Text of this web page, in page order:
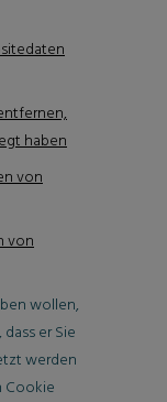
haben
von
von
wollen,
er Sie
werden
Cookie